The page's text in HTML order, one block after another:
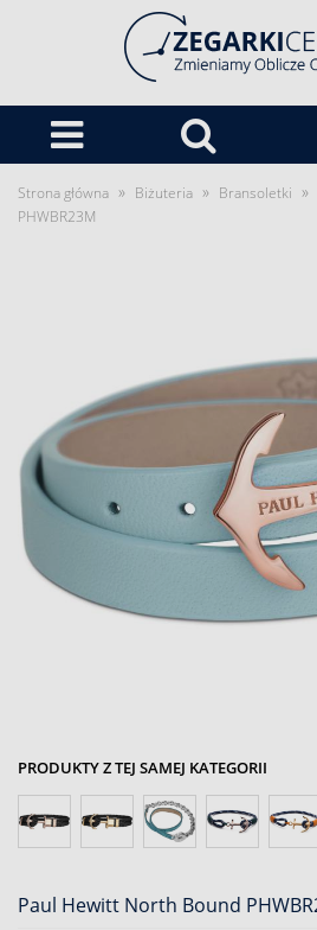
Strona główna » Biżuteria » Bransoletki »
PHWBR23M
PRODUKTY Z TEJ SAMEJ KATEGORII
Paul Hewitt North Bound